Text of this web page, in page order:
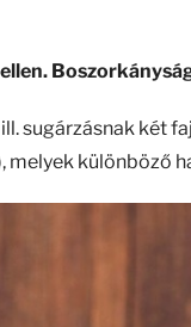
sugárzásnak két
melyek különböző